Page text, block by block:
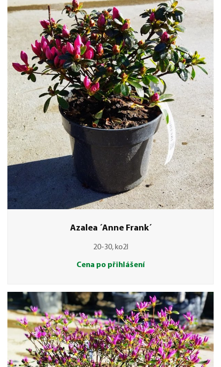
Azalea ´Anne Frank´
20-30, ko2l
Cena po přihlášení